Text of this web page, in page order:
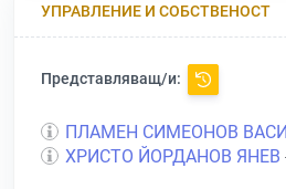
УПРАВЛЕНИЕ И СОБСТВЕНОСТ
Представляващ/и:
ПЛАМЕН СИМЕОНОВ
ХРИСТО ЙОРДАНОВ ЯНЕВ